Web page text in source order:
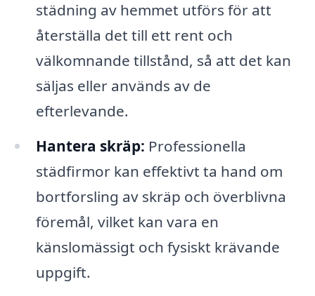
städning av hemmet utförs för att
återställa det till ett rent och
välkomnande tillstånd, så att det kan
säljas eller används av de
efterlevande.
Hantera skräp: Professionella
städfirmor kan effektivt ta hand om
bortforsling av skräp och överblivna
föremål, vilket kan vara en
känslomässigt och fysiskt krävande
uppgift.